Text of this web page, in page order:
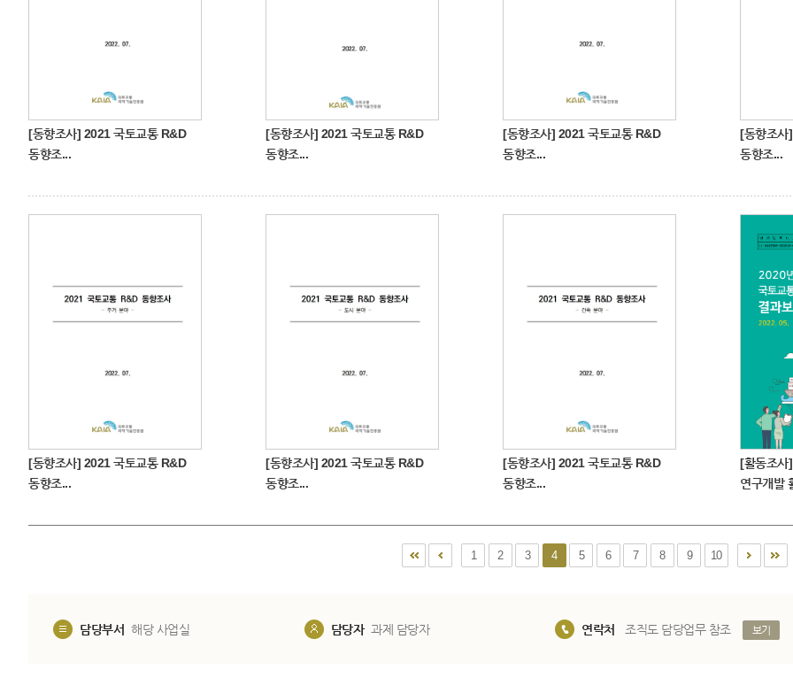
[동향조사] 2021 국토교통 R&D
동향조...
[동향조사] 2021 국토교통 R&D
동향조...
[동향조사] 2021 국토교통 R&D
동향조...
[동향조사
동향조...
[동향조사] 2021 국토교통 R&D
동향조...
[동향조사] 2021 국토교통 R&D
동향조...
[동향조사] 2021 국토교통 R&D
동향조...
[활동조사
연구개발
1 2 3 4 5 6 7 8 9 10
담당부서 해당 사업실 담당자 과제 담당자 연락처 조직도 담당업무 참조 보기